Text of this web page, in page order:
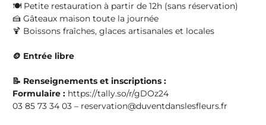
🍽️ Petite restauration à partir de 12h (sans réservation)
🍰 Gâteaux maison toute la journée
🍹 Boissons fraîches, glaces artisanales et locales
🪙 Entrée libre
📝 Renseignements et inscriptions :
Formulaire : https://tally.so/r/gDOz24
03 85 73 34 03 – reservation@duventdanslesfleurs.fr